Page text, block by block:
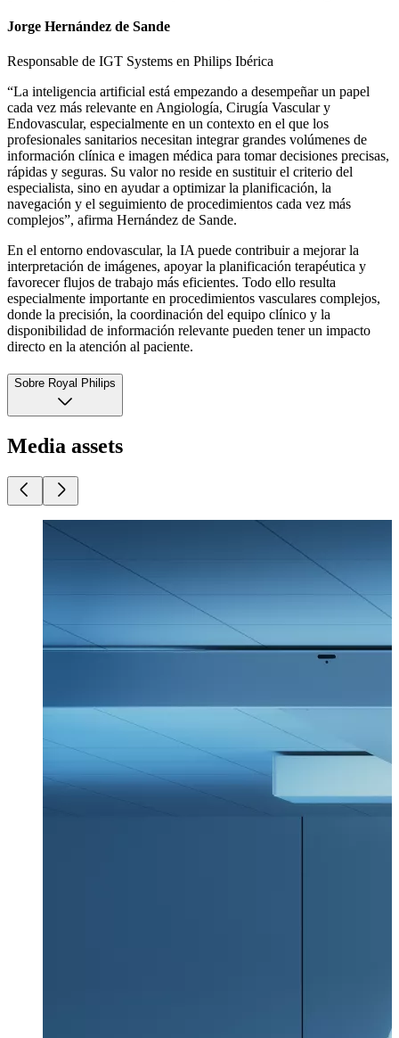
Jorge Hernández de Sande
Responsable de IGT Systems en Philips Ibérica
“La inteligencia artificial está empezando a desempeñar un papel
cada vez más relevante en Angiología, Cirugía Vascular y
Endovascular, especialmente en un contexto en el que los
profesionales sanitarios necesitan integrar grandes volúmenes de
información clínica e imagen médica para tomar decisiones precisas,
rápidas y seguras. Su valor no reside en sustituir el criterio del
especialista, sino en ayudar a optimizar la planificación, la
navegación y el seguimiento de procedimientos cada vez más
complejos”, afirma Hernández de Sande.
En el entorno endovascular, la IA puede contribuir a mejorar la
interpretación de imágenes, apoyar la planificación terapéutica y
favorecer flujos de trabajo más eficientes. Todo ello resulta
especialmente importante en procedimientos vasculares complejos,
donde la precisión, la coordinación del equipo clínico y la
disponibilidad de información relevante pueden tener un impacto
directo en la atención al paciente.
Sobre Royal Philips
Media assets